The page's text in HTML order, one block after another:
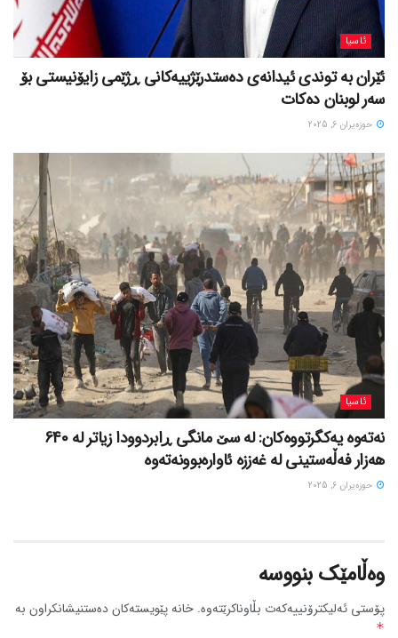
ئاسیا
ئێران بە توندی ئیدانەی دەستدرێژییەکانی ڕژێمی زایۆنیستی بۆ
سەر لوبنان دەکات
حوزه‌یران 6, 2025
ئاسیا
نەتەوە یەکگرتووەکان: لە سێ مانگی ڕابردوودا زیاتر لە 640
هەزار فەڵەستینی لە غەززە ئاوارەبوونەتەوە
حوزه‌یران 6, 2025
وەڵامێک بنووسە
پۆستی ئەلیکترۆنییەکەت بڵاوناکرێتەوە. خانە پێویستەکان دەستنیشانکراون بە
*